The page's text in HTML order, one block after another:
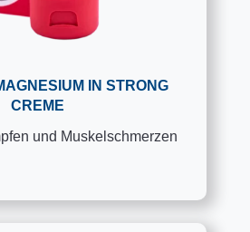
IN STRONG
CREME
und Muskelschmerzen